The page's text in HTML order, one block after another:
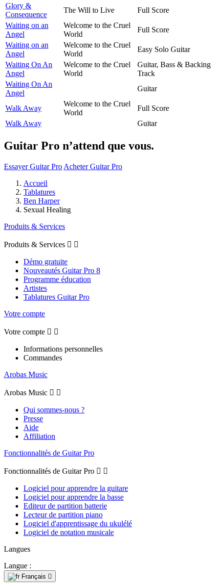
Glory &
Consequence
The Will to Live
Full Score
Waiting on an
Angel
Welcome to the Cruel
World
Full Score
Waiting on an
Angel
Welcome to the Cruel
World
Easy Solo Guitar
Waiting On An
Angel
Welcome to the Cruel
World
Guitar, Bass & Backing
Track
Waiting On An
Angel
Guitar
Walk Away
Welcome to the Cruel
World
Full Score
Walk Away
Guitar
Guitar Pro n’attend que vous.
Essayer Guitar Pro Acheter Guitar Pro
Accueil
Tablatures
Ben Harper
Sexual Healing
Produits & Services
Produits & Services  
Démo gratuite
Nouveautés Guitar Pro 8
Programme éducation
Artistes
Tablatures Guitar Pro
Votre compte
Votre compte  
Informations personnelles
Commandes
Arobas Music
Arobas Music  
Qui sommes-nous ?
Presse
Aide
Affiliation
Fonctionnalités de Guitar Pro
Fonctionnalités de Guitar Pro  
Logiciel pour apprendre la guitare
Logiciel pour apprendre la basse
Editeur de partition batterie
Lecteur de partition piano
Logiciel d'apprentissage du ukulélé
Logiciel de notation musicale
Langues
Langue :
Français 